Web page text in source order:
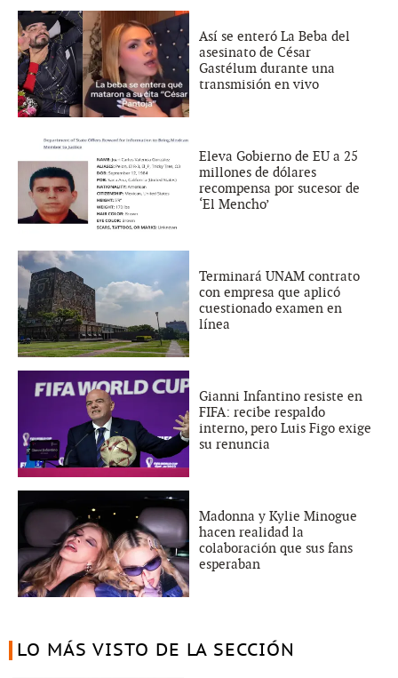
Así se enteró La Beba del
asesinato de César
Gastélum durante una
transmisión en vivo
Eleva Gobierno de EU a 25
millones de dólares
recompensa por sucesor de
‘El Mencho’
Terminará UNAM contrato
con empresa que aplicó
cuestionado examen en
línea
Gianni Infantino resiste en
FIFA: recibe respaldo
interno, pero Luis Figo exige
su renuncia
Madonna y Kylie Minogue
hacen realidad la
colaboración que sus fans
esperaban
LO MÁS VISTO DE LA SECCIÓN